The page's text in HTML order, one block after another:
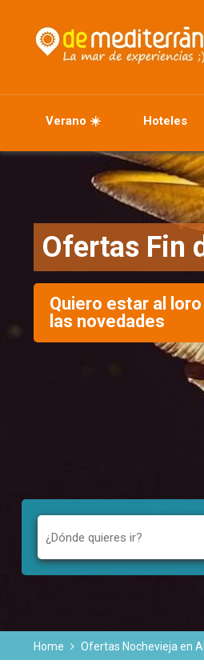
Verano ☀️ Hoteles
Ofertas Fin
Quiero estar al
las novedades
Home Ofertas Nochevieja en